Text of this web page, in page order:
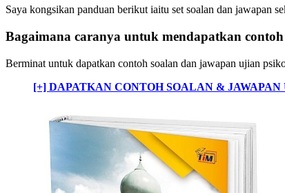
Saya kongsikan panduan berikut iaitu set soalan dan jawapan
Bagaimana caranya untuk mendapatkan
Berminat untuk dapatkan contoh soalan dan jawapan ujian
[+] DAPATKAN CONTOH SOALAN &